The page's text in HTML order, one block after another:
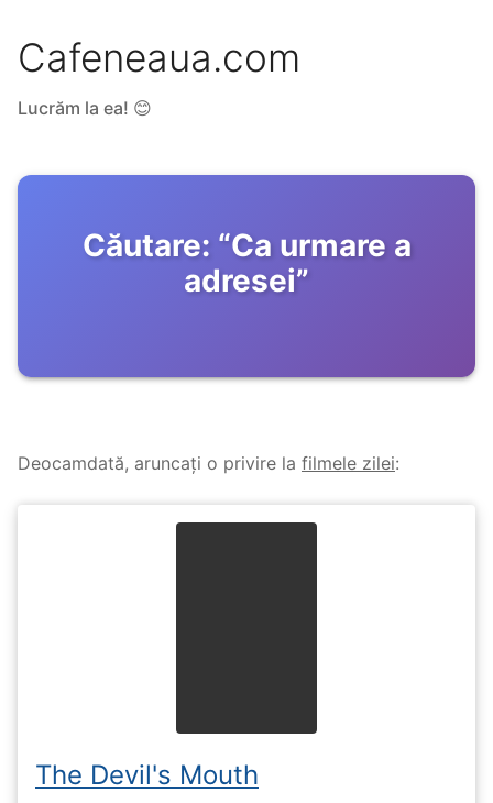
Cafeneaua.com
Lucrăm la ea! 😊
Căutare: “Ca urmare a
adresei”
Deocamdată, aruncați o privire la filmele zilei:
The Devil's Mouth